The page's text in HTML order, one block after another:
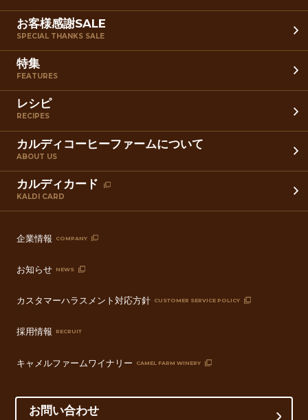
お客様感謝SALE
SPECIAL THANKS SALE
特集
FEATURES
レシピ
RECIPES
カルディコーヒーファームについて
ABOUT US
カルディカード
KALDI CARD
企業情報 COMPANY
お知らせ NEWS
カスタマーハラスメント対応方針 CUSTOMER SERVICE POLICY
採用情報 RECRUIT
キャメルファームワイナリー CAMEL FARM WINERY
お問い合わせ